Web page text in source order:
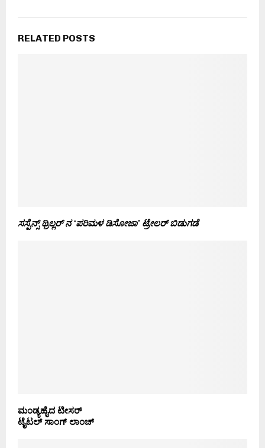
RELATED POSTS
ಸಸ್ಪೆನ್ಸ್ ಥ್ರಿಲ್ಲರ್‌ ನ ‘ಪರಿಮಳ ಡಿಸೋಜಾ’ ಟ್ರೇಲರ್ ಬಿಡುಗಡೆ
ಮಂಡ್ಯಹೈದ ಟೀಸರ್
ಟೈಟಲ್ ಸಾಂಗ್ ಲಾಂಚ್